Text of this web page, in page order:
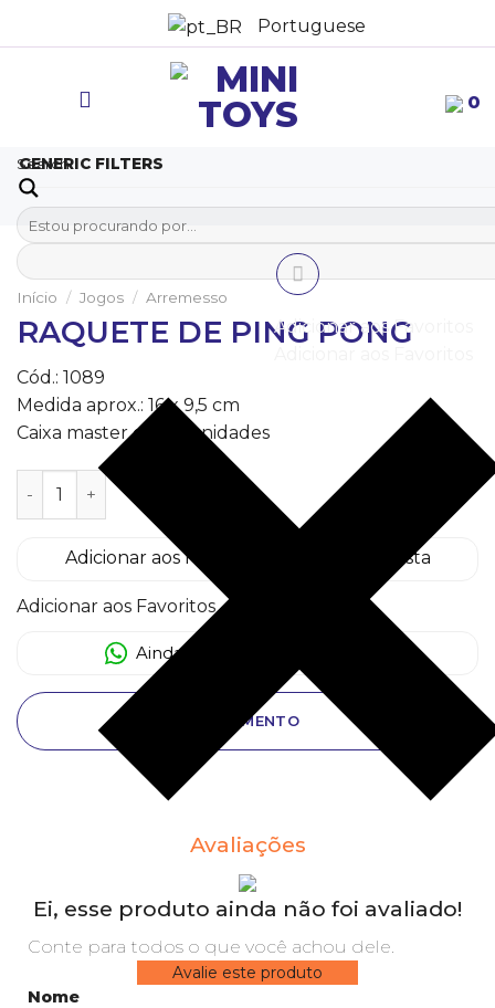
para
conteúdo
Portuguese
0
Search
GENERIC FILTERS
Adicionar aos Favoritos
Início / Jogos / Arremesso
RAQUETE DE PING PONG
Cód.: 1089
Medida aprox.: 16 x 9,5 cm
Caixa master c/ 100 unidades
RAQUETE DE PING PONG quantidade
Adicionar aos Favoritos Já está em sua lista
Adicionar aos Favoritos
Ainda com dúvida? Clique aqui
ORÇAMENTO
Avaliações
Ei, esse produto ainda não foi avaliado!
Conte para todos o que você achou dele.
Avalie este produto
Nome